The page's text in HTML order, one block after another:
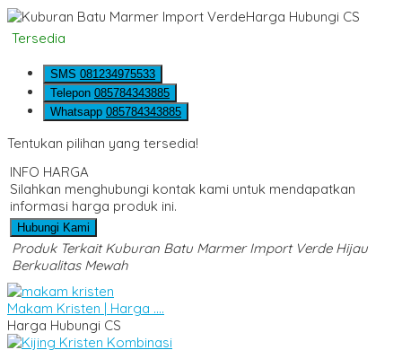
Harga Hubungi CS
Tersedia
SMS 081234975533
Telepon 085784343885
Whatsapp 085784343885
Tentukan pilihan yang tersedia!
INFO HARGA
Silahkan menghubungi kontak kami untuk mendapatkan
informasi harga produk ini.
Hubungi Kami
Produk Terkait Kuburan Batu Marmer Import Verde Hijau
Berkualitas Mewah
Makam Kristen | Harga ....
Harga Hubungi CS